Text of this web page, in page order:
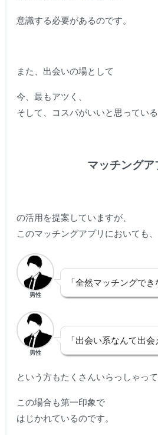
意識する必要があるのです。
また、出会いの場として
今、最もアツく、
そして、コスパがいいと思っている
マッチングア
の活用を提案していますが、
このマッチングアプリにおいても、
男性
「全然マッチングでき
男性
「出会い系なんて出会
という方もたくさんいらっしゃって
この場合も第一印象で
はじかれているのです。